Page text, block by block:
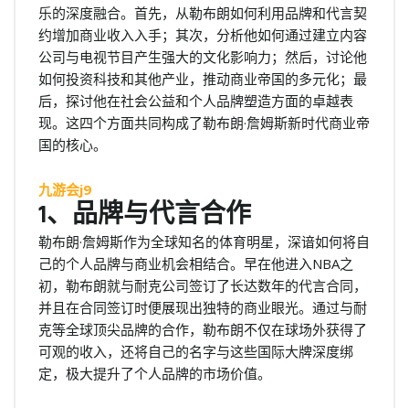
乐的深度融合。首先，从勒布朗如何利用品牌和代言契
约增加商业收入入手；其次，分析他如何通过建立内容
公司与电视节目产生强大的文化影响力；然后，讨论他
如何投资科技和其他产业，推动商业帝国的多元化；最
后，探讨他在社会公益和个人品牌塑造方面的卓越表
现。这四个方面共同构成了勒布朗·詹姆斯新时代商业帝
国的核心。
九游会j9
1、品牌与代言合作
勒布朗·詹姆斯作为全球知名的体育明星，深谙如何将自
己的个人品牌与商业机会相结合。早在他进入NBA之
初，勒布朗就与耐克公司签订了长达数年的代言合同，
并且在合同签订时便展现出独特的商业眼光。通过与耐
克等全球顶尖品牌的合作，勒布朗不仅在球场外获得了
可观的收入，还将自己的名字与这些国际大牌深度绑
定，极大提升了个人品牌的市场价值。